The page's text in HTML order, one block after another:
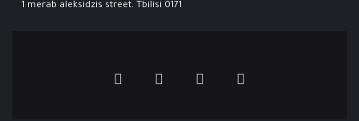
1 merab aleksidzis street. Tbilisi 0171